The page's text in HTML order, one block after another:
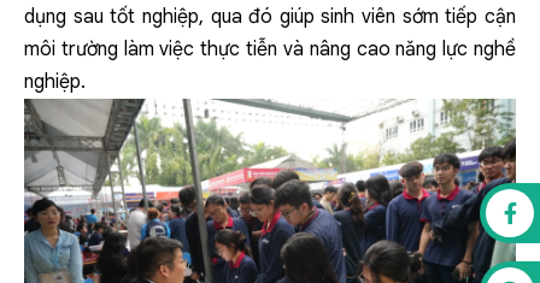
dụng sau tốt nghiệp, qua đó giúp sinh viên sớm tiếp cận
môi trường làm việc thực tiễn và nâng cao năng lực nghề
nghiệp.